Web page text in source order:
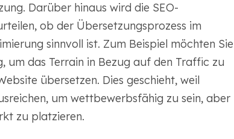
Darüber hinaus wird die SEO-
ob der Übersetzungsprozess im
sinnvoll ist. Zum Beispiel möchten Sie
um das Terrain in Bezug auf den Traffic zu
übersetzen. Dies geschieht, weil
um wettbewerbsfähig zu sein, aber
zu platzieren.